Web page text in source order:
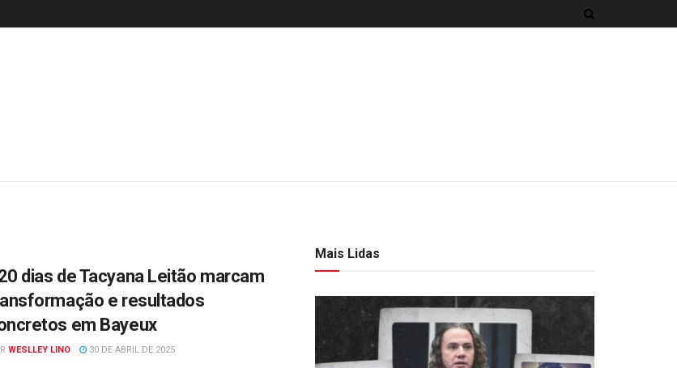
dias de Tacyana Leitão marcam
e resultados
em Bayeux
WESLLEY LINO 30 DE ABRIL DE 2025
Mais Lidas